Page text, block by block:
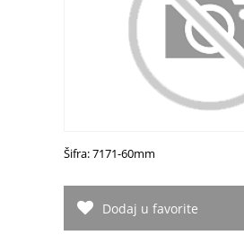
Šifra: 7171-60mm
Dodaj u favorite